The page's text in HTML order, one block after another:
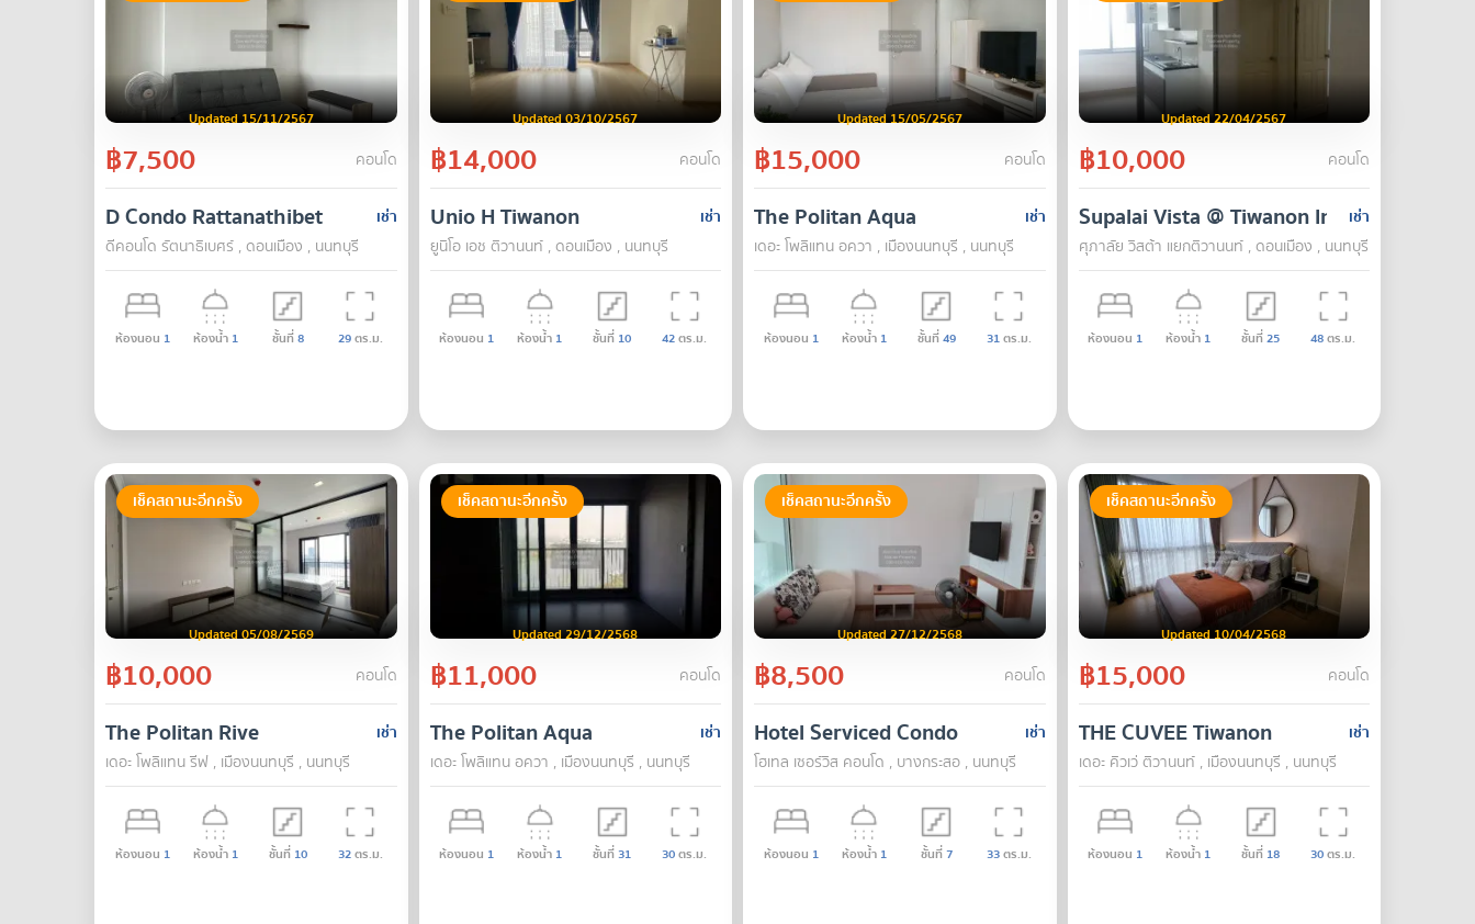
Updated 15/11/2567
฿7,500 คอนโด
เช่า
D Condo Rattanathibet
ดีคอนโด รัตนา​ธิเบศร์ , ดอนเมือง , นนทบุรี
ห้องนอน 1 ห้องน้ำ 1 ชั้นที่8 29ตร.ม.
Updated 03/10/2567
฿14,000 คอนโด
เช่า
Unio H Tiwanon
ยูนิโอ เอช ติวานนท์ , ดอนเมือง , นนทบุรี
ห้องนอน 1 ห้องน้ำ 1 ชั้นที่ 10 42ตร.ม.
Updated 15/05/2567
฿15,000 คอนโด
เช่า
The Politan Aqua
เดอะ โพลิแทน อควา , เมืองนนทบุรี , นนทบุรี
ห้องนอน 1 ห้องน้ำ 1 ชั้นที่49 31ตร.ม.
Updated 22/04/2567
฿10,000 คอนโด
เช่า
Supalai Vista @ Tiwanon Intersection
ศุภาลัย วิสต้า แยกติวานนท์ , ดอนเมือง , นนทบุรี
ห้องนอน 1 ห้องน้ำ 1 ชั้นที่25 48ตร.ม.
เช็คสถานะอีกครั้ง
Updated 05/08/2569
฿10,000 คอนโด
เช่า
The Politan Rive
เดอะ โพลิแทน รีฟ , เมืองนนทบุรี , นนทบุรี
ห้องนอน 1 ห้องน้ำ 1 ชั้นที่ 10 32ตร.ม.
เช็คสถานะอีกครั้ง
Updated 29/12/2568
฿11,000 คอนโด
เช่า
The Politan Aqua
เดอะ โพลิแทน อควา , เมืองนนทบุรี , นนทบุรี
ห้องนอน 1 ห้องน้ำ 1 ชั้นที่31 30ตร.ม.
เช็คสถานะอีกครั้ง
Updated 27/12/2568
฿8,500 คอนโด
เช่า
Hotel Serviced Condo
โฮเทล เซอร์วิส คอนโด , บางกระสอ , นนทบุรี
ห้องนอน 1 ห้องน้ำ 1 ชั้นที่7 33ตร.ม.
เช็คสถานะอีกครั้ง
Updated 10/04/2568
฿15,000 คอนโด
เช่า
THE CUVEE Tiwanon
เดอะ คิวเว่ ติวานนท์ , เมืองนนทบุรี , นนทบุรี
ห้องนอน 1 ห้องน้ำ 1 ชั้นที่ 18 30ตร.ม.